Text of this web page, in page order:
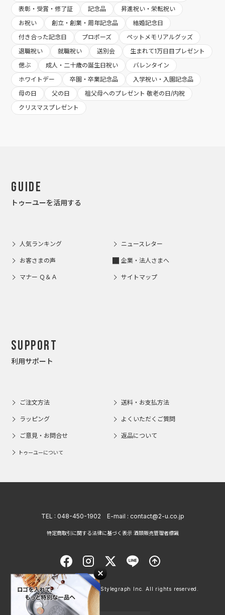
表彰・受賞・修了証
記念品
昇進祝い・栄転祝い
お祝い
創立・創業・周年記念品
結婚記念日
付き合った記念日
プロポーズ
ペットメモリアルグッズ
退職祝い
就職祝い 送別会
生まれて1万日目プレゼント
偲ぶ
成人・二十歳の誕生日祝い
バレンタイン
ホワイトデー
卒園・卒業記念品
入学祝い・入園記念品
母の日
父の日
祖父母へのプレゼント 敬老の日/内祝
クリスマスプレゼント
Guide
トゥーユーを活用する
人気ランキング ニュースレター
お客さまの声 企業・法人さまへ
マナー Ｑ＆Ａ サイトマップ
Support
利用サポート
ご注文方法 送料・お支払方法
ラッピング よくいただくご質問
ご意見・お問合せ 返品について
トゥーユーについて
TEL : 048-450-1902 E-mail : contact@2-u.co.jp
特定商取引に関する法律に基づく表示 酒類販売管理者標識
Copyright © 1998 - 2026 Stylegraph Inc. All rights reserved.